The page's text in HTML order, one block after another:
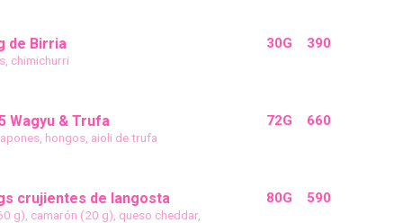
de Birria
chimichurri
30G 390
Wagyu & Trufa
hongos, aioli de trufa
72G 660
crujientes de langosta
g), camarón (20 g), queso cheddar,
80G 590